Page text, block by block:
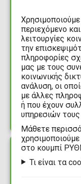
34,99€
Warhammer
Team - Codex:
Διαθέσιμα: 4
περιεχόμενο
λειτουργίες
την
πληροφορίες
μας με τους
κοινωνικής
ανάλυση, οι
με άλλες
ή που έχουν
υπηρεσιών
Mάθετε
στο κουμπί
Τι είναι τα